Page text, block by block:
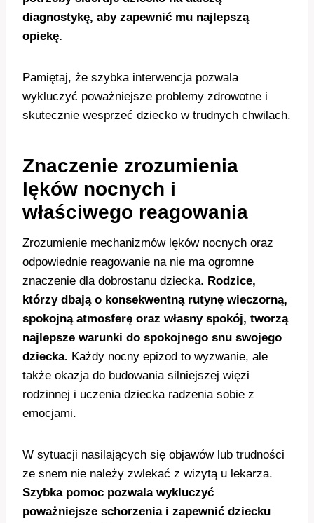
diagnostykę, aby zapewnić mu najlepszą
opiekę.
Pamiętaj, że szybka interwencja pozwala
wykluczyć poważniejsze problemy zdrowotne i
skutecznie wesprzeć dziecko w trudnych chwilach.
Znaczenie zrozumienia
lęków nocnych i
właściwego reagowania
Zrozumienie mechanizmów lęków nocnych oraz
odpowiednie reagowanie na nie ma ogromne
znaczenie dla dobrostanu dziecka. Rodzice,
którzy dbają o konsekwentną rutynę wieczorną,
spokojną atmosferę oraz własny spokój, tworzą
najlepsze warunki do spokojnego snu swojego
dziecka. Każdy nocny epizod to wyzwanie, ale
także okazja do budowania silniejszej więzi
rodzinnej i uczenia dziecka radzenia sobie z
emocjami.
W sytuacji nasilających się objawów lub trudności
ze snem nie należy zwlekać z wizytą u lekarza.
Szybka pomoc pozwala wykluczyć
poważniejsze schorzenia i zapewnić dziecku